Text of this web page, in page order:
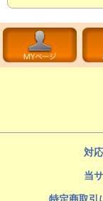
対
当
特定商取引